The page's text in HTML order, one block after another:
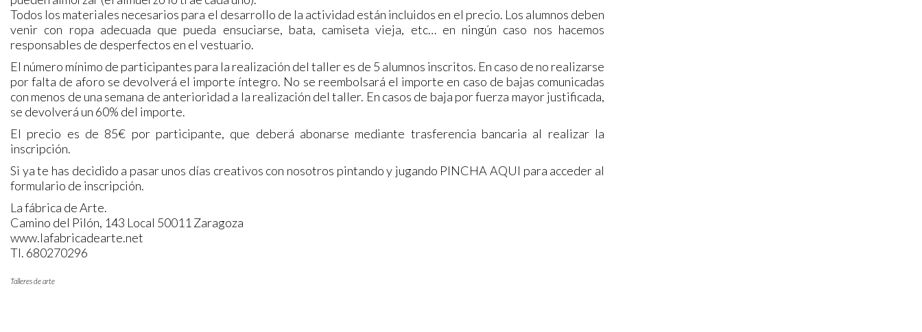
Todos los materiales necesarios para el desarrollo de la actividad están incluidos en el precio. Los alumnos deben
venir con ropa adecuada que pueda ensuciarse, bata, camiseta vieja, etc… en ningún caso nos hacemos
responsables de desperfectos en el vestuario.
El número mínimo de participantes para la realización del taller es de 5 alumnos inscritos. En caso de no realizarse
por falta de aforo se devolverá el importe íntegro. No se reembolsará el importe en caso de bajas comunicadas
con menos de una semana de anterioridad a la realización del taller. En casos de baja por fuerza mayor justificada,
se devolverá un 60% del importe.
El precio es de 85€ por participante, que deberá abonarse mediante trasferencia bancaria al realizar la
inscripción.
Si ya te has decidido a pasar unos días creativos con nosotros pintando y jugando PINCHA AQUI para acceder al
formulario de inscripción.
La fábrica de Arte.
Camino del Pilón, 143 Local 50011 Zaragoza
www.lafabricadearte.net
Tl. 680270296
Talleres de arte